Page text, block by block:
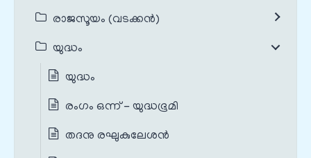
രാജസൂയം (വടക്കൻ)
യുദ്ധം
യുദ്ധം
രംഗം ഒന്ന് - യുദ്ധഭൂമി
തദനു രഘുകുലേശന്‍